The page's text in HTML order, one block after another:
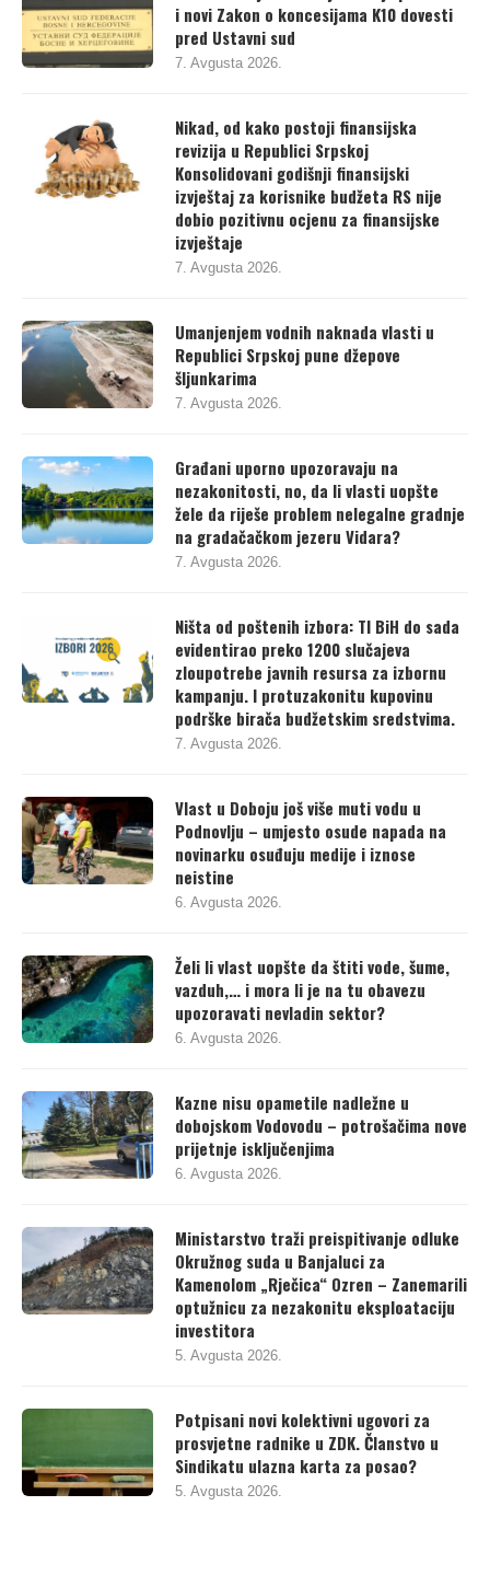
NGG “Očuvajmo duvanjski kraj“ pokušava
i novi Zakon o koncesijama K10 dovesti
pred Ustavni sud
Nikad, od kako postoji finansijska
revizija u Republici Srpskoj
Konsolidovani godišnji finansijski
izvještaj za korisnike budžeta RS nije
dobio pozitivnu ocjenu za finansijske
izvještaje
Umanjenjem vodnih naknada vlasti u
Republici Srpskoj pune džepove
šljunkarima
Građani uporno upozoravaju na
nezakonitosti, no, da li vlasti uopšte
žele da riješe problem nelegalne gradnje
na gradačačkom jezeru Vidara?
Ništa od poštenih izbora: TI BiH do sada
evidentirao preko 1200 slučajeva
zloupotrebe javnih resursa za izbornu
kampanju. I protuzakonitu kupovinu
podrške birača budžetskim sredstvima.
Vlast u Doboju još više muti vodu u
Podnovlju – umjesto osude napada na
novinarku osuđuju medije i iznose
neistine
Želi li vlast uopšte da štiti vode, šume,
vazduh,… i mora li je na tu obavezu
upozoravati nevladin sektor?
Kazne nisu opametile nadležne u
dobojskom Vodovodu – potrošačima nove
prijetnje isključenjima
Ministarstvo traži preispitivanje odluke
Okružnog suda u Banjaluci za
Kamenolom „Rječica“ Ozren – Zanemarili
optužnicu za nezakonitu eksploataciju
investitora
Potpisani novi kolektivni ugovori za
prosvjetne radnike u ZDK. Članstvo u
Sindikatu ulazna karta za posao?